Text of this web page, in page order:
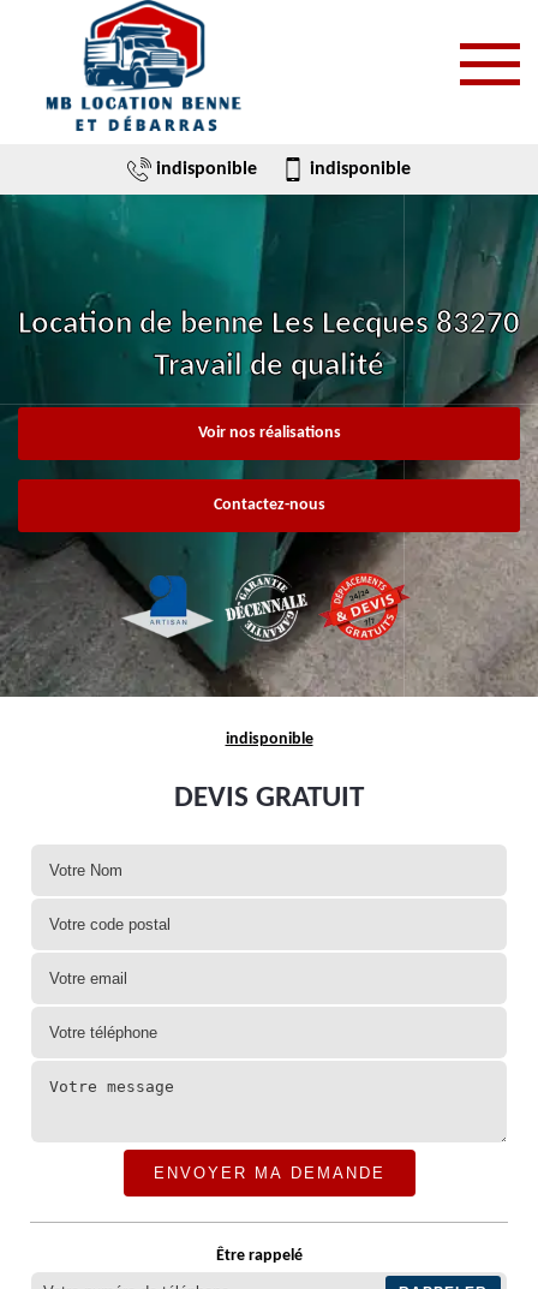
indisponible indisponible
Location de benne Les Lecques 83270
Travail de qualité
Voir nos réalisations
Contactez-nous
indisponible
DEVIS GRATUIT
Être rappelé